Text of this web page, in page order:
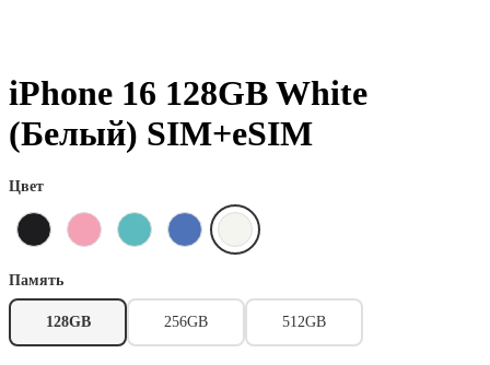
iPhone 16 128GB White
(Белый) SIM+eSIM
Цвет
Память
128GB 256GB 512GB